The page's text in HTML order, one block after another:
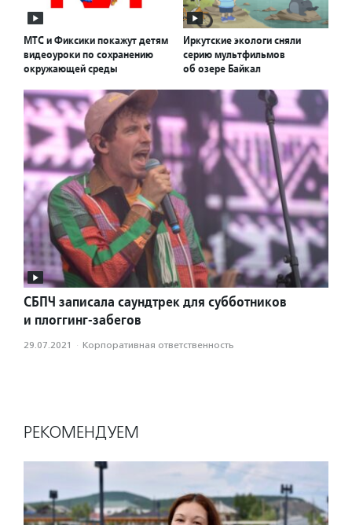
МТС и Фиксики покажут детям
видеоуроки по сохранению
окружающей среды
Иркутские экологи сняли
серию мультфильмов
об озере Байкал
СБПЧ записала саундтрек для субботников
и плоггинг-забегов
29.07.2021 · Корпоративная ответственность
РЕКОМЕНДУЕМ